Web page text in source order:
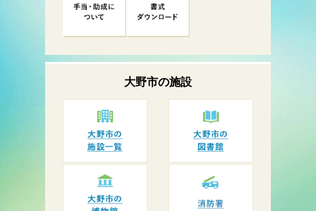
大野市の施設